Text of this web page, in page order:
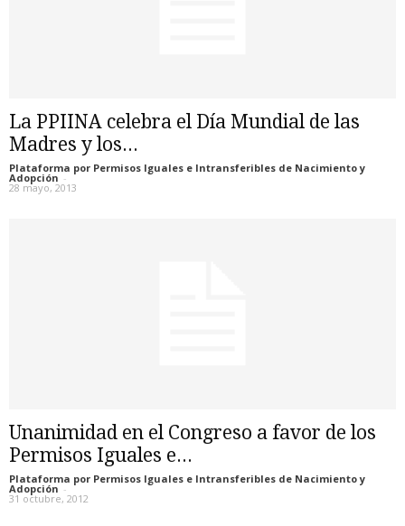
La PPIINA celebra el Día Mundial de las
Madres y los...
Plataforma por Permisos Iguales e Intransferibles de Nacimiento y
Adopción -
28 mayo, 2013
Unanimidad en el Congreso a favor de los
Permisos Iguales e...
Plataforma por Permisos Iguales e Intransferibles de Nacimiento y
Adopción -
31 octubre, 2012